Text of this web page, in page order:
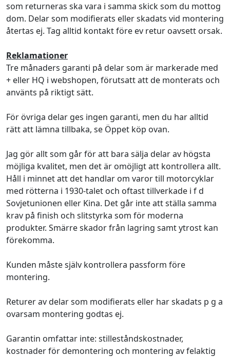
som returneras ska vara i samma skick som du mottog
dom. Delar som modifierats eller skadats vid montering
återtas ej. Tag alltid kontakt före ev retur oavsett orsak.
Reklamationer
Tre månaders garanti på delar som är markerade med
+ eller HQ i webshopen, förutsatt att de monterats och
använts på riktigt sätt.
För övriga delar ges ingen garanti, men du har alltid
rätt att lämna tillbaka, se Öppet köp ovan.
Jag gör allt som går för att bara sälja delar av högsta
möjliga kvalitet, men det är omöjligt att kontrollera allt.
Håll i minnet att det handlar om varor till motorcyklar
med rötterna i 1930-talet och oftast tillverkade i f d
Sovjetunionen eller Kina. Det går inte att ställa samma
krav på finish och slitstyrka som för moderna
produkter. Smärre skador från lagring samt ytrost kan
förekomma.
Kunden måste själv kontrollera passform före
montering.
Returer av delar som modifierats eller har skadats p g a
ovarsam montering godtas ej.
Garantin omfattar inte: stilleståndskostnader,
kostnader för demontering och montering av felaktig